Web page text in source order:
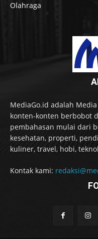
Olahraga
MediaGo.id adalah
konten-konten berbobot
pembahasan mulai dari
kesehatan, properti,
kuliner, travel, hobi,
Kontak kami: